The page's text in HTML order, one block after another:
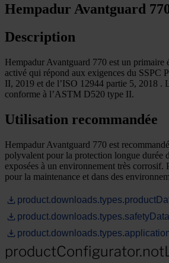
Hempadur Avantguard
Description
Hempadur Avantguard 770 est un primaire
activé qui répond aux exigences du SSPC
II, 2019 et de l’ISO 12944 partie 5, 2018 .
conforme à l’ASTM D520 type II.
Utilisation recommandée
Hempadur Avantguard 770 est
polyvalent pour la protection longue durée
exposées à un environnement très corrosif.
pour la maintenance et dans des